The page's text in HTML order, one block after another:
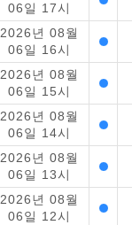
06일 17시
2026년 08월
06일 16시
2026년 08월
06일 15시
2026년 08월
06일 14시
2026년 08월
06일 13시
2026년 08월
06일 12시